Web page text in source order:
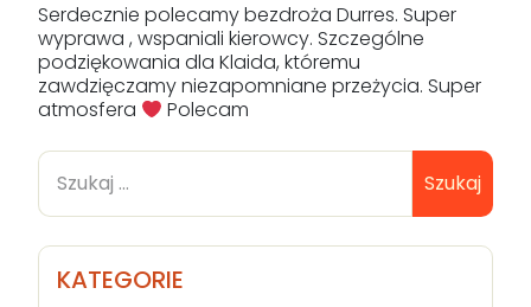
Serdecznie polecamy bezdroża Durres. Super
wyprawa , wspaniali kierowcy. Szczególne
podziękowania dla Klaida, któremu
zawdzięczamy niezapomniane przeżycia. Super
atmosfera
Polecam
Szukaj
KATEGORIE